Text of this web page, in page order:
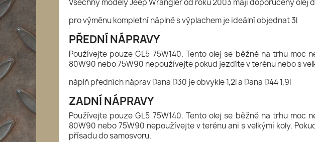
Všechny modely Jeep Wrangler od roku 2003 mají doporučený olej
pro výměnu kompletní náplně s výplachem je ideální objednat 3l
PŘEDNÍ NÁPRAVY
Používejte pouze GL5 75W140. Tento olej se běžně na trhu
80W90 nebo 75W90 nepoužívejte pokud jezdíte v terénu nebo s
náplň předních náprav Dana D30 je obvykle 1,2l a Dana D44 1,9l
ZADNÍ NÁPRAVY
Používejte pouze GL5 75W140. Tento olej se běžně na trhu
80W90 nebo 75W90 nepoužívejte v terénu ani s velkými koly.
přísadu do samosvoru.